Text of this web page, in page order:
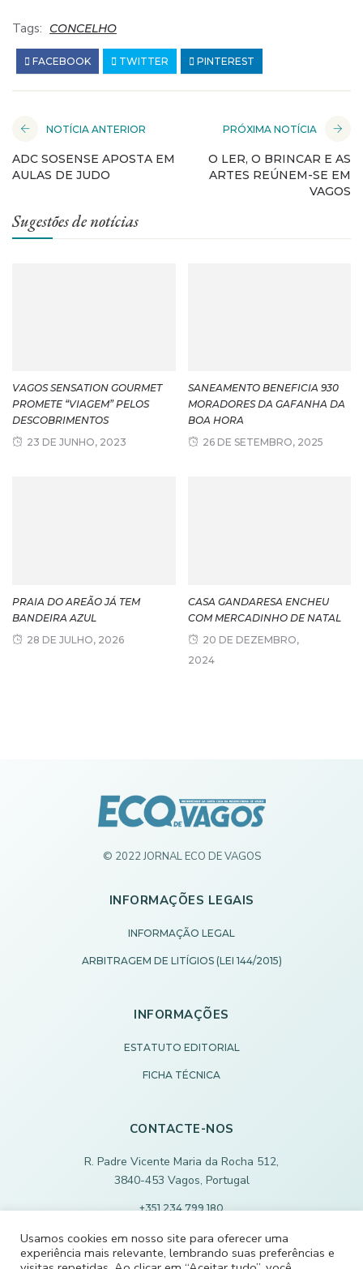
Tags: CONCELHO
FACEBOOK TWITTER PINTEREST
NOTÍCIA ANTERIOR
ADC SOSENSE APOSTA EM
AULAS DE JUDO
PRÓXIMA NOTÍCIA
O LER, O BRINCAR E AS
ARTES REÚNEM-SE EM
VAGOS
Sugestões de notícias
VAGOS SENSATION GOURMET
PROMETE “VIAGEM” PELOS
DESCOBRIMENTOS
23 DE JUNHO, 2023
SANEAMENTO BENEFICIA 930
MORADORES DA GAFANHA DA
BOA HORA
26 DE SETEMBRO, 2025
PRAIA DO AREÃO JÁ TEM
BANDEIRA AZUL
28 DE JULHO, 2026
CASA GANDARESA ENCHEU
COM MERCADINHO DE NATAL
20 DE DEZEMBRO,
2024
© 2022 JORNAL ECO DE VAGOS
INFORMAÇÕES LEGAIS
INFORMAÇÃO LEGAL
ARBITRAGEM DE LITÍGIOS (LEI 144/2015)
INFORMAÇÕES
ESTATUTO EDITORIAL
FICHA TÉCNICA
CONTACTE-NOS
R. Padre Vicente Maria da Rocha 512,
3840-453 Vagos, Portugal
+351 234 799 180
ECODEVAGOS@SCMVAGOS.EU
Usamos cookies em nosso site para oferecer uma
experiência mais relevante, lembrando suas preferências e